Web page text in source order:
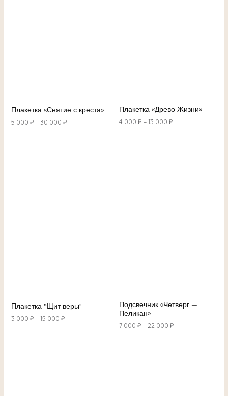
Плакетка «Снятие с креста»
5 000 ₽ –30 000 ₽
Плакетка «Древо Жизни»
4 000 ₽ –13 000 ₽
Плакетка “Щит веры”
3 000 ₽ –15 000 ₽
Подсвечник «Четверг —
Пеликан»
7 000 ₽ –22 000 ₽